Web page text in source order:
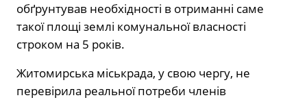
обґрунтував необхідності в отриманні саме
такої площі землі комунальної власності
строком на 5 років.
Житомирська міськрада, у свою чергу, не
перевірила реальної потреби членів